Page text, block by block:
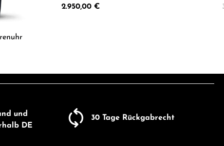
benutze die Schaltflächen um die
Regulärer Preis:
2.950,00 €
und
DE
30 Tage Rückgabrecht